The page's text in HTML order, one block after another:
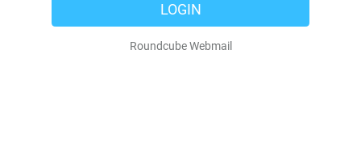
LOGIN
Roundcube Webmail